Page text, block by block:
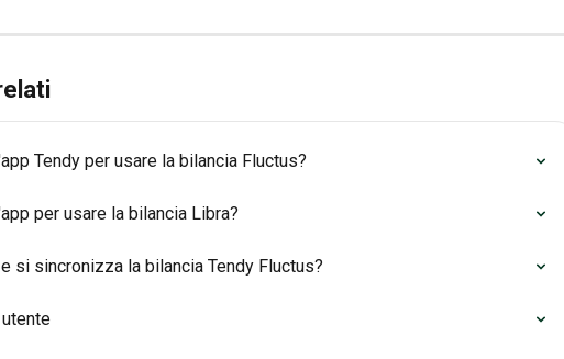
Tendy per usare la bilancia Fluctus?
per usare la bilancia Libra?
si sincronizza la bilancia Tendy Fluctus?